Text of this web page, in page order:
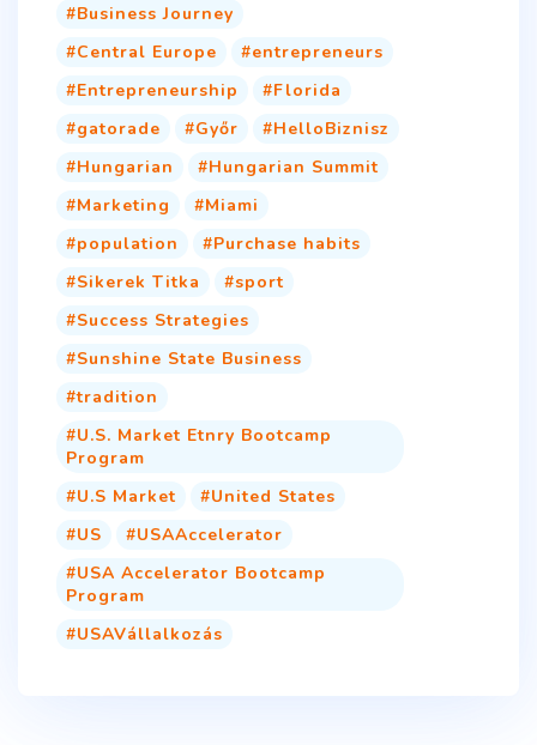
Business Journey
Central Europe
entrepreneurs
Entrepreneurship
Florida
gatorade
Győr
HelloBiznisz
Hungarian
Hungarian Summit
Marketing
Miami
population
Purchase habits
Sikerek Titka
sport
Success Strategies
Sunshine State Business
tradition
U.S. Market Etnry Bootcamp
Program
U.S Market
United States
US
USAAccelerator
USA Accelerator Bootcamp
Program
USAVállalkozás